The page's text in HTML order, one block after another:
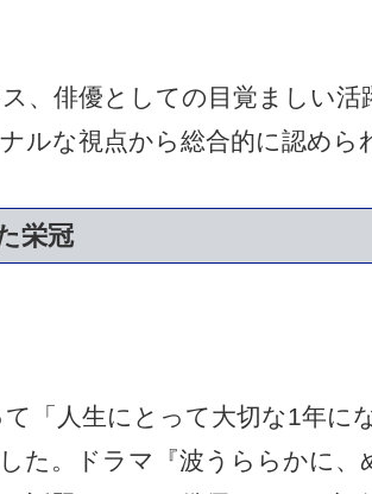
、俳優としての目覚ましい活
ルな視点から総合的に認めら
栄冠
「人生にとって大切な1年に
た。ドラマ『波うららかに、